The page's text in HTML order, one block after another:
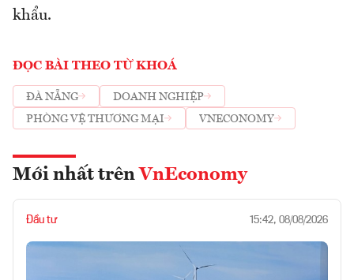
khẩu.
ĐỌC BÀI THEO TỪ KHOÁ
ĐÀ NẴNG
DOANH NGHIỆP
PHÒNG VỆ THƯƠNG MẠI
VNECONOMY
Mới nhất trên VnEconomy
Đầu tư 15:42, 08/08/2026